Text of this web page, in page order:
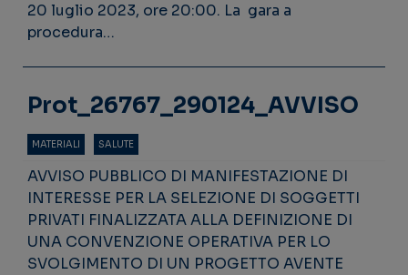
20 luglio 2023, ore 20:00. La gara a
procedura…
Prot_26767_290124_AVVISO
MATERIALI SALUTE
AVVISO PUBBLICO DI MANIFESTAZIONE DI
INTERESSE PER LA SELEZIONE DI SOGGETTI
PRIVATI FINALIZZATA ALLA DEFINIZIONE DI
UNA CONVENZIONE OPERATIVA PER LO
SVOLGIMENTO DI UN PROGETTO AVENTE